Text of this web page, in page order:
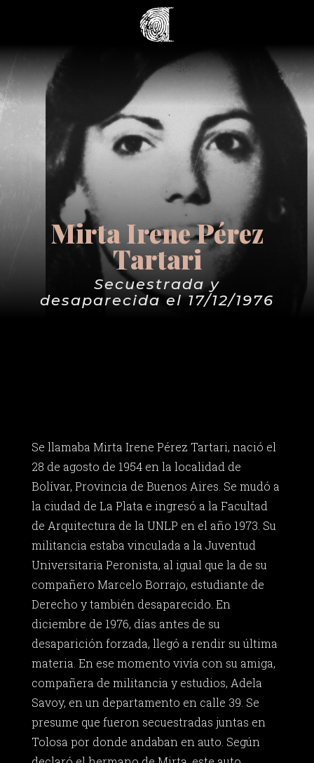
Mirta Irene Pérez
Tartari
Secuestrada y
desaparecida el 17/12/1976
Se llamaba Mirta Irene Pérez Tartari, nació el
28 de agosto de 1954 en la localidad de
Bolívar, Provincia de Buenos Aires. Se mudó a
la ciudad de La Plata e ingresó a la Facultad
de Arquitectura de la UNLP en el año 1973. Su
militancia estaba vinculada a la Juventud
Universitaria Peronista, al igual que la de su
compañero Marcelo Borrajo, estudiante de
Derecho y también desaparecido. En
diciembre de 1976, días antes de su
desaparición forzada, llegó a rendir su última
materia. En ese momento vivía con su amiga,
compañera de militancia y estudios, Adela
Savoy, en un departamento en calle 39. Se
presume que fueron secuestradas juntas en
Tolosa por donde andaban en auto. Según